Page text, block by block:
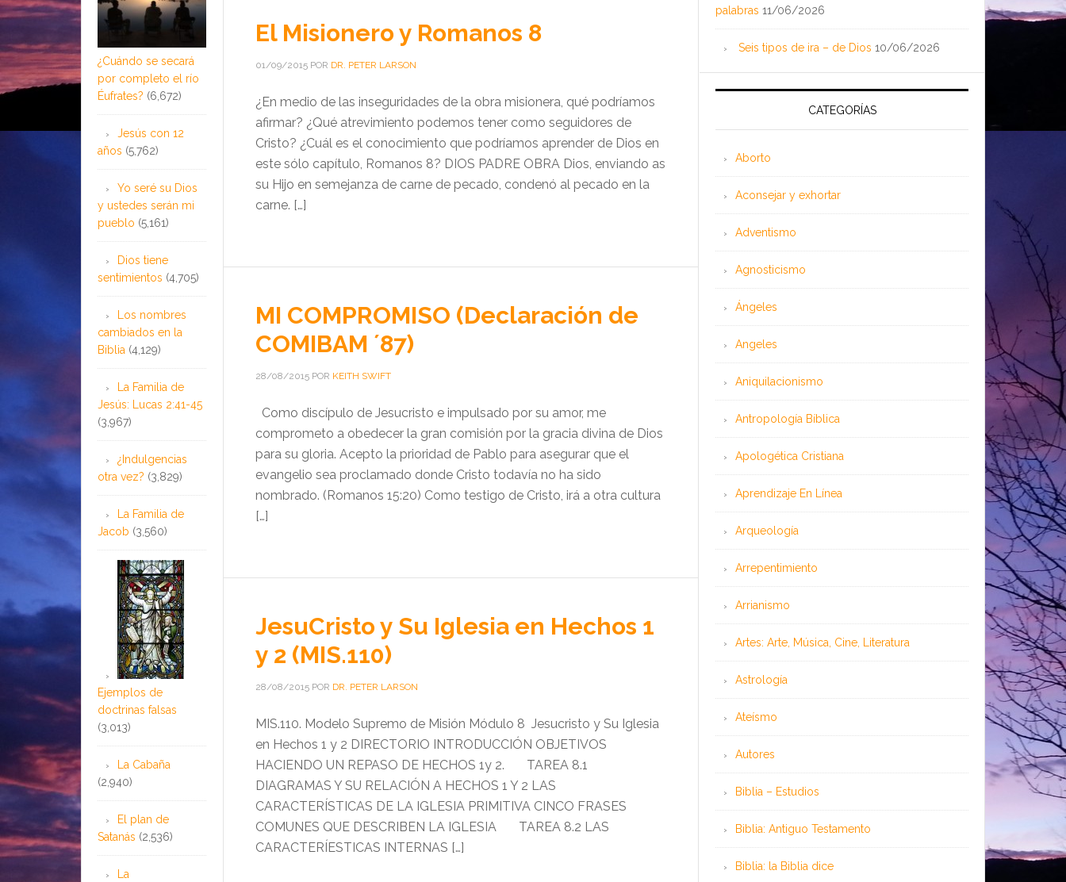
El Misionero y Romanos 8
01/09/2015 POR DR. PETER LARSON
¿En medio de las inseguridades de la obra misionera, qué podríamos
afirmar? ¿Qué atrevimiento podemos tener como seguidores de
Cristo? ¿Cuál es el conocimiento que podríamos aprender de Dios en
este sólo capítulo, Romanos 8? DIOS PADRE OBRA Dios, enviando as
su Hijo en semejanza de carne de pecado, condenó al pecado en la
carne. […]
MI COMPROMISO (Declaración de
COMIBAM ´87)
28/08/2015 POR KEITH SWIFT
Como discípulo de Jesucristo e impulsado por su amor, me
comprometo a obedecer la gran comisión por la gracia divina de Dios
para su gloria. Acepto la prioridad de Pablo para asegurar que el
evangelio sea proclamado donde Cristo todavía no ha sido
nombrado. (Romanos 15:20) Como testigo de Cristo, irá a otra cultura
[…]
JesuCristo y Su Iglesia en Hechos 1
y 2 (MIS.110)
28/08/2015 POR DR. PETER LARSON
MIS.110. Modelo Supremo de Misión Módulo 8 Jesucristo y Su Iglesia
en Hechos 1 y 2 DIRECTORIO INTRODUCCIÓN OBJETIVOS
HACIENDO UN REPASO DE HECHOS 1y 2. TAREA 8.1
DIAGRAMAS Y SU RELACIÓN A HECHOS 1 Y 2 LAS
CARACTERÍSTICAS DE LA IGLESIA PRIMITIVA CINCO FRASES
COMUNES QUE DESCRIBEN LA IGLESIA TAREA 8.2 LAS
CARACTERÍESTICAS INTERNAS […]
palabras 11/06/2026
Seis tipos de ira – de Dios 10/06/2026
CATEGORÍAS
Aborto
Aconsejar y exhortar
Adventismo
Agnosticismo
Ángeles
Angeles
Aniquilacionismo
Antropología Bíblica
Apologética Cristiana
Aprendizaje En Línea
Arqueología
Arrepentimiento
Arrianismo
Artes: Arte, Música, Cine, Literatura
Astrología
Ateísmo
Autores
Biblia – Estudios
Biblia: Antiguo Testamento
Biblia: la Biblia dice
¿Cuándo se secará
por completo el río
Éufrates? (6,672)
Jesús con 12
años (5,762)
Yo seré su Dios
y ustedes serán mi
pueblo (5,161)
Dios tiene
sentimientos (4,705)
Los nombres
cambiados en la
Biblia (4,129)
La Familia de
Jesús: Lucas 2:41-45
(3,967)
¿Indulgencias
otra vez? (3,829)
La Familia de
Jacob (3,560)
Ejemplos de
doctrinas falsas
(3,013)
La Cabaña
(2,940)
El plan de
Satanás (2,536)
La